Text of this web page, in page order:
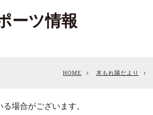
ーツ情報
HOME 木もれ陽だより
場合がございます。